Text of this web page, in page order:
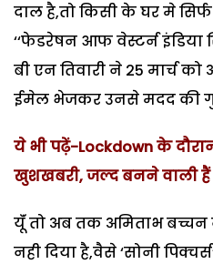
दाल है,तो किसी के घर मे
‘‘फेडरेषन आफ वेस्टर्न इंडिया
बी एन तिवारी ने 25 मार्च
ईमेल भेजकर उनसे मदद की
ये भी पढ़ें-Lockdown के
खुशखबरी, जल्द बनने वाली हैं
यॅूं तो अब तक अमिताभ
नही दिया है,वैसे ‘सोनी